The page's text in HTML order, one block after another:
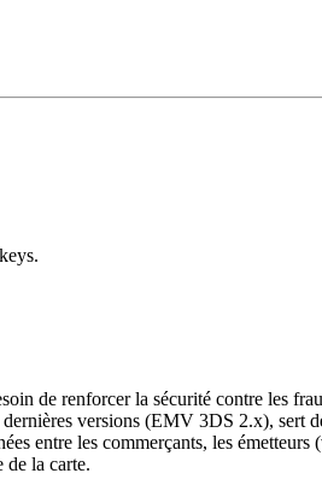
de renforcer la sécurité contre les
versions (EMV 3DS 2.x), sert
entre les commerçants, les émetteurs
la carte.